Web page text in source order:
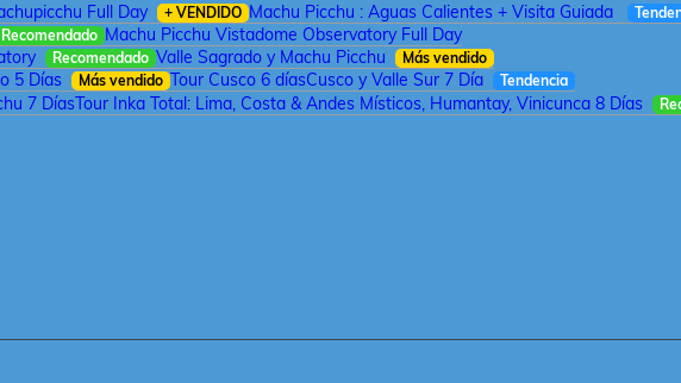
Full Day + VENDIDO Machu Picchu : Aguas Calientes + Visita Guiada
Recomendado Machu Picchu Vistadome Observatory Full Day
Recomendado Valle Sagrado y Machu Picchu Más vendido
5 Días Más vendido Tour Cusco 6 díasCusco y Valle Sur 7 Día Tendencia
7 DíasTour Inka Total: Lima, Costa & Andes Místicos, Humantay, Vinicunca 8 Días